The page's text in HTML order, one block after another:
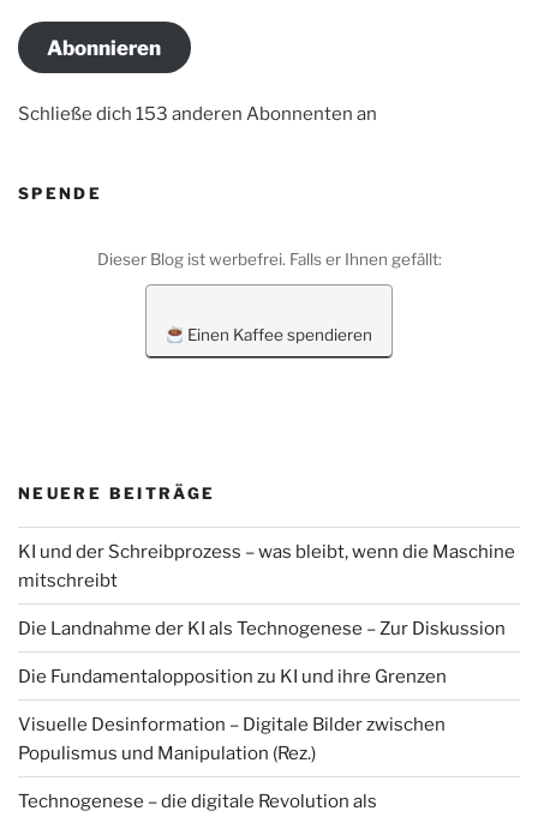
Abonnieren
Schließe dich 153 anderen Abonnenten an
SPENDE
Dieser Blog ist werbefrei. Falls er Ihnen gefällt:
Einen Kaffee spendieren
NEUERE BEITRÄGE
KI und der Schreibprozess – was bleibt, wenn die Maschine
mitschreibt
Die Landnahme der KI als Technogenese – Zur Diskussion
Die Fundamentalopposition zu KI und ihre Grenzen
Visuelle Desinformation – Digitale Bilder zwischen
Populismus und Manipulation (Rez.)
Technogenese – die digitale Revolution als